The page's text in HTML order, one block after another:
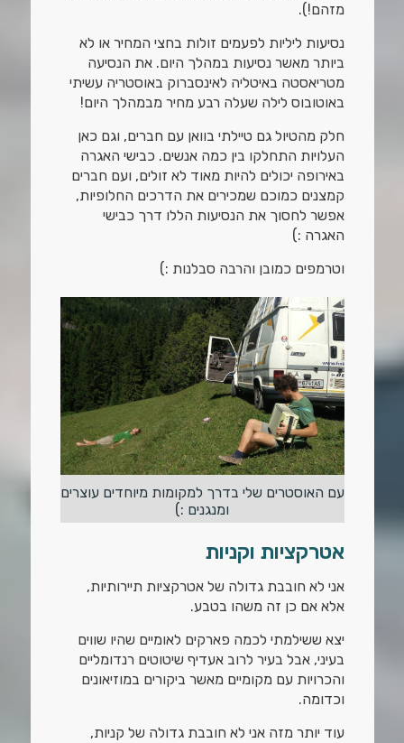
מזהם!).
נסיעות ליליות לפעמים זולות בחצי המחיר או לא
ביותר מאשר נסיעות במהלך היום. את הנסיעה
מטריאסטה באיטליה לאינסברוק באוסטריה עשיתי
באוטובוס לילה שעלה רבע מחיר מבמהלך היום!
חלק מהטיול גם טיילתי בוואן עם חברים, וגם כאן
העלויות התחלקו בין כמה אנשים. כבישי האגרה
באירופה יכולים להיות מאוד לא זולים, ועם חברים
קמצנים כמוכם שמכירים את הדרכים החלופיות,
אפשר לחסוך את הנסיעות הללו דרך כבישי
האגרה :)
וטרמפים כמובן והרבה סבלנות :)
עם האוסטרים שלי בדרך למקומות מיוחדים עוצרים
ומנגנים :)
אטרקציות וקניות
אני לא חובבת גדולה של אטרקציות תיירותיות,
אלא אם כן זה משהו בטבע.
יצא ששילמתי לכמה פארקים לאומיים שהיו שווים
בעיני, אבל בעיר לרוב אעדיף שיטוטים רנדומליים
והכרויות עם מקומיים מאשר ביקורים במוזיאונים
וכדומה.
עוד יותר מזה אני לא חובבת גדולה של קניות,